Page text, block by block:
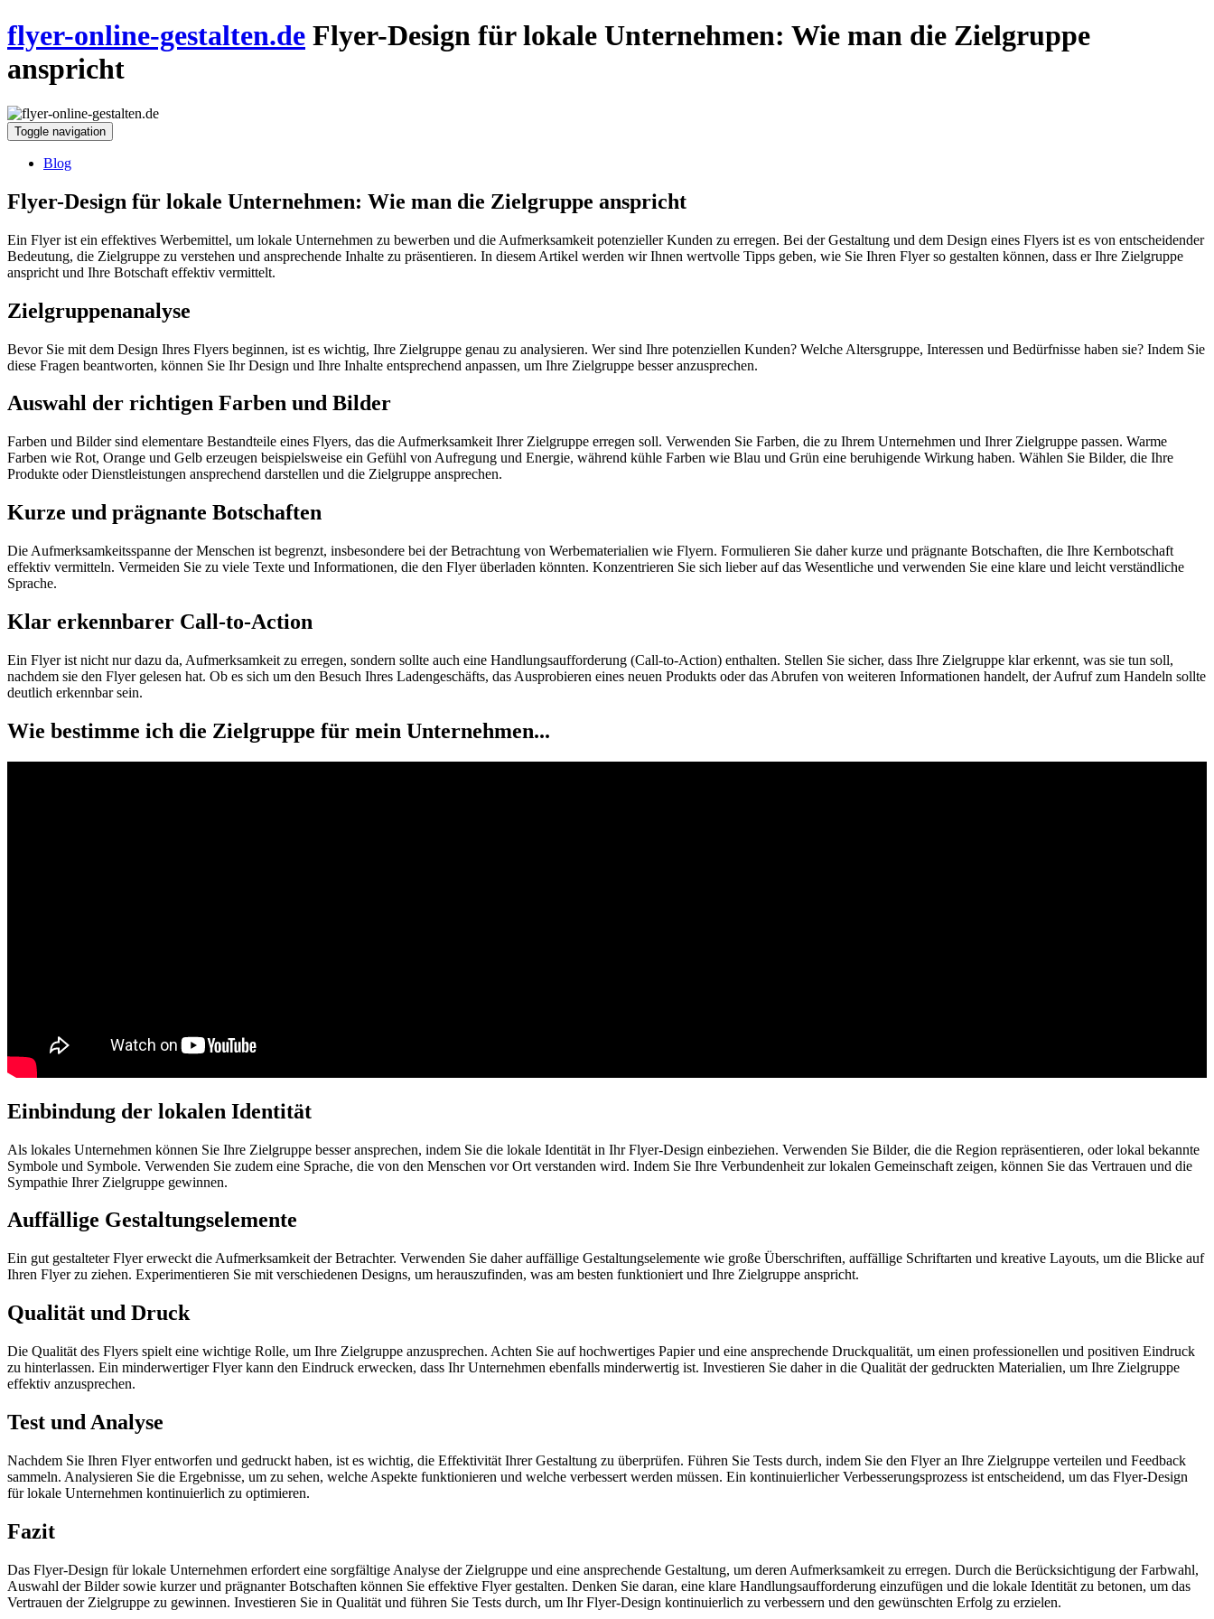
flyer-online-gestalten.de Flyer-Design für lokale Unternehmen: Wie man die Zielgruppe
anspricht
Toggle navigation
Blog
Flyer-Design für lokale Unternehmen: Wie man die Zielgruppe anspricht
Ein Flyer ist ein effektives Werbemittel, um lokale Unternehmen zu bewerben und die Aufmerksamkeit potenzieller Kunden zu erregen. Bei der Gestaltung und dem Design eines Flyers ist es von entscheidender
Bedeutung, die Zielgruppe zu verstehen und ansprechende Inhalte zu präsentieren. In diesem Artikel werden wir Ihnen wertvolle Tipps geben, wie Sie Ihren Flyer so gestalten können, dass er Ihre Zielgruppe
anspricht und Ihre Botschaft effektiv vermittelt.
Zielgruppenanalyse
Bevor Sie mit dem Design Ihres Flyers beginnen, ist es wichtig, Ihre Zielgruppe genau zu analysieren. Wer sind Ihre potenziellen Kunden? Welche Altersgruppe, Interessen und Bedürfnisse haben sie? Indem Sie
diese Fragen beantworten, können Sie Ihr Design und Ihre Inhalte entsprechend anpassen, um Ihre Zielgruppe besser anzusprechen.
Auswahl der richtigen Farben und Bilder
Farben und Bilder sind elementare Bestandteile eines Flyers, das die Aufmerksamkeit Ihrer Zielgruppe erregen soll. Verwenden Sie Farben, die zu Ihrem Unternehmen und Ihrer Zielgruppe passen. Warme
Farben wie Rot, Orange und Gelb erzeugen beispielsweise ein Gefühl von Aufregung und Energie, während kühle Farben wie Blau und Grün eine beruhigende Wirkung haben. Wählen Sie Bilder, die Ihre
Produkte oder Dienstleistungen ansprechend darstellen und die Zielgruppe ansprechen.
Kurze und prägnante Botschaften
Die Aufmerksamkeitsspanne der Menschen ist begrenzt, insbesondere bei der Betrachtung von Werbematerialien wie Flyern. Formulieren Sie daher kurze und prägnante Botschaften, die Ihre Kernbotschaft
effektiv vermitteln. Vermeiden Sie zu viele Texte und Informationen, die den Flyer überladen könnten. Konzentrieren Sie sich lieber auf das Wesentliche und verwenden Sie eine klare und leicht verständliche
Sprache.
Klar erkennbarer Call-to-Action
Ein Flyer ist nicht nur dazu da, Aufmerksamkeit zu erregen, sondern sollte auch eine Handlungsaufforderung (Call-to-Action) enthalten. Stellen Sie sicher, dass Ihre Zielgruppe klar erkennt, was sie tun soll,
nachdem sie den Flyer gelesen hat. Ob es sich um den Besuch Ihres Ladengeschäfts, das Ausprobieren eines neuen Produkts oder das Abrufen von weiteren Informationen handelt, der Aufruf zum Handeln sollte
deutlich erkennbar sein.
Wie bestimme ich die Zielgruppe für mein Unternehmen...
Einbindung der lokalen Identität
Als lokales Unternehmen können Sie Ihre Zielgruppe besser ansprechen, indem Sie die lokale Identität in Ihr Flyer-Design einbeziehen. Verwenden Sie Bilder, die die Region repräsentieren, oder lokal bekannte
Symbole und Symbole. Verwenden Sie zudem eine Sprache, die von den Menschen vor Ort verstanden wird. Indem Sie Ihre Verbundenheit zur lokalen Gemeinschaft zeigen, können Sie das Vertrauen und die
Sympathie Ihrer Zielgruppe gewinnen.
Auffällige Gestaltungselemente
Ein gut gestalteter Flyer erweckt die Aufmerksamkeit der Betrachter. Verwenden Sie daher auffällige Gestaltungselemente wie große Überschriften, auffällige Schriftarten und kreative Layouts, um die Blicke auf
Ihren Flyer zu ziehen. Experimentieren Sie mit verschiedenen Designs, um herauszufinden, was am besten funktioniert und Ihre Zielgruppe anspricht.
Qualität und Druck
Die Qualität des Flyers spielt eine wichtige Rolle, um Ihre Zielgruppe anzusprechen. Achten Sie auf hochwertiges Papier und eine ansprechende Druckqualität, um einen professionellen und positiven Eindruck
zu hinterlassen. Ein minderwertiger Flyer kann den Eindruck erwecken, dass Ihr Unternehmen ebenfalls minderwertig ist. Investieren Sie daher in die Qualität der gedruckten Materialien, um Ihre Zielgruppe
effektiv anzusprechen.
Test und Analyse
Nachdem Sie Ihren Flyer entworfen und gedruckt haben, ist es wichtig, die Effektivität Ihrer Gestaltung zu überprüfen. Führen Sie Tests durch, indem Sie den Flyer an Ihre Zielgruppe verteilen und Feedback
sammeln. Analysieren Sie die Ergebnisse, um zu sehen, welche Aspekte funktionieren und welche verbessert werden müssen. Ein kontinuierlicher Verbesserungsprozess ist entscheidend, um das Flyer-Design
für lokale Unternehmen kontinuierlich zu optimieren.
Fazit
Das Flyer-Design für lokale Unternehmen erfordert eine sorgfältige Analyse der Zielgruppe und eine ansprechende Gestaltung, um deren Aufmerksamkeit zu erregen. Durch die Berücksichtigung der Farbwahl,
Auswahl der Bilder sowie kurzer und prägnanter Botschaften können Sie effektive Flyer gestalten. Denken Sie daran, eine klare Handlungsaufforderung einzufügen und die lokale Identität zu betonen, um das
Vertrauen der Zielgruppe zu gewinnen. Investieren Sie in Qualität und führen Sie Tests durch, um Ihr Flyer-Design kontinuierlich zu verbessern und den gewünschten Erfolg zu erzielen.